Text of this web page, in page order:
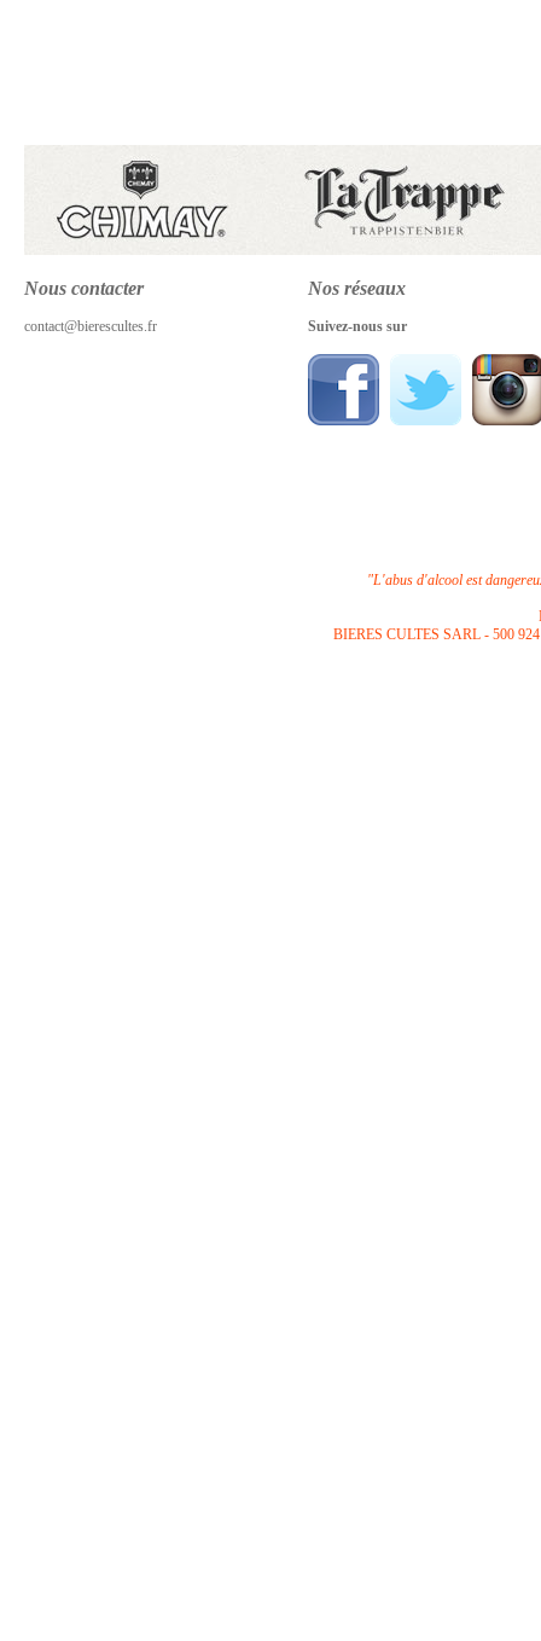
Nous contacter
contact@bierescultes.fr
Nos réseaux
Suivez-nous sur
"L'abus d'alcool est
BIERES CULTES SARL - 500